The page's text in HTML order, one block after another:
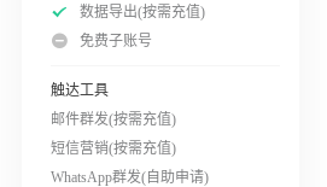
数据导出(按需充值)
免费子账号
触达工具
邮件群发(按需充值)
短信营销(按需充值)
WhatsApp群发(自助申请)